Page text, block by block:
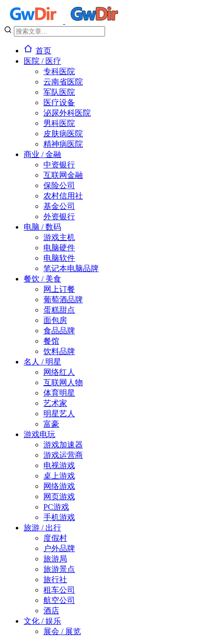
首页
医院 / 医疗
专科医院
云南省医院
军队医院
医疗设备
泌尿外科医院
男科医院
皮肤病医院
精神病医院
商业 / 金融
中资银行
互联网金融
保险公司
农村信用社
基金公司
外资银行
电脑 / 数码
游戏主机
电脑硬件
电脑软件
笔记本电脑品牌
餐饮 / 美食
网上订餐
葡萄酒品牌
蛋糕甜点
面包房
食品品牌
餐馆
饮料品牌
名人 / 明星
网络红人
互联网人物
体育明星
艺术家
明星艺人
富豪
游戏电玩
游戏加速器
游戏运营商
电视游戏
桌上游戏
网络游戏
网页游戏
PC游戏
手机游戏
旅游 / 出行
度假村
户外品牌
旅游局
旅游景点
旅行社
租车公司
航空公司
酒店
文化 / 娱乐
展会 / 展览